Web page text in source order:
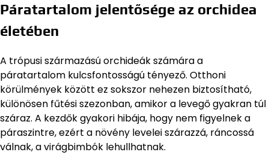
Páratartalom jelentősége az orchidea
életében
A trópusi származású orchideák számára a
páratartalom kulcsfontosságú tényező. Otthoni
körülmények között ez sokszor nehezen biztosítható,
különösen fűtési szezonban, amikor a levegő gyakran túl
száraz. A kezdők gyakori hibája, hogy nem figyelnek a
páraszintre, ezért a növény levelei szárazzá, ráncossá
válnak, a virágbimbók lehullhatnak.